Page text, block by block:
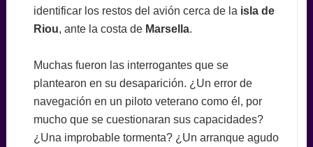
identificar los restos del avión cerca de la isla de
Riou, ante la costa de Marsella.
Muchas fueron las interrogantes que se
plantearon en su desaparición. ¿Un error de
navegación en un piloto veterano como él, por
mucho que se cuestionaran sus capacidades?
¿Una improbable tormenta? ¿Un arranque agudo